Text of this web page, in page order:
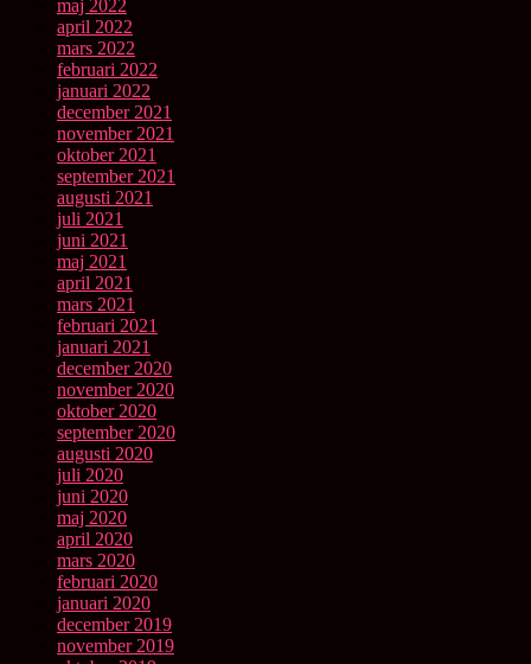
maj 2022
april 2022
mars 2022
februari 2022
januari 2022
december 2021
november 2021
oktober 2021
september 2021
augusti 2021
juli 2021
juni 2021
maj 2021
april 2021
mars 2021
februari 2021
januari 2021
december 2020
november 2020
oktober 2020
september 2020
augusti 2020
juli 2020
juni 2020
maj 2020
april 2020
mars 2020
februari 2020
januari 2020
december 2019
november 2019